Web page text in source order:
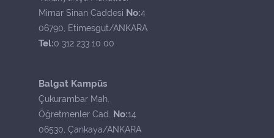
Mimar Sinan Caddesi No:4
06790, Etimesgut/ANKARA
Tel:0 312 233 10 00
Balgat Kampüs
Çukurambar Mah.
Öğretmenler Cad. No:14
06530, Çankaya/ANKARA